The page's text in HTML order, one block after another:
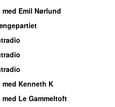
med Emil Nørlund
med Kenneth K
med Le Gammeltoft